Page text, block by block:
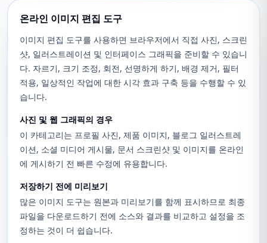
온라인 이미지 편집 도구
이미지 편집 도구를 사용하면 브라우저에서 직접 사진, 스크린
샷, 일러스트레이션 및 인터페이스 그래픽을 준비할 수 있습니
다. 자르기, 크기 조정, 회전, 선명하게 하기, 배경 제거, 필터
적용, 일상적인 작업에 대한 시각 효과 구축 등을 수행할 수 있
습니다.
사진 및 웹 그래픽의 경우
이 카테고리는 프로필 사진, 제품 이미지, 블로그 일러스트레
이션, 소셜 미디어 게시물, 문서 스크린샷 및 이미지를 온라인
에 게시하기 전 빠른 수정에 유용합니다.
저장하기 전에 미리보기
많은 이미지 도구는 원본과 미리보기를 함께 표시하므로 최종
파일을 다운로드하기 전에 소스와 결과를 비교하고 설정을 조
정하는 것이 더 쉽습니다.